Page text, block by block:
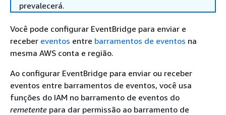
prevalecerá.
Você pode configurar EventBridge para enviar e
receber eventos entre barramentos de eventos na
mesma AWS conta e região.
Ao configurar EventBridge para enviar ou receber
eventos entre barramentos de eventos, você usa
funções do IAM no barramento de eventos do
remetente para dar permissão ao barramento de